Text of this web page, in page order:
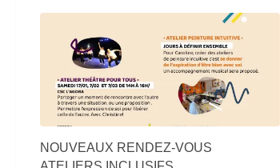
NOUVEAUX RENDEZ-VOUS